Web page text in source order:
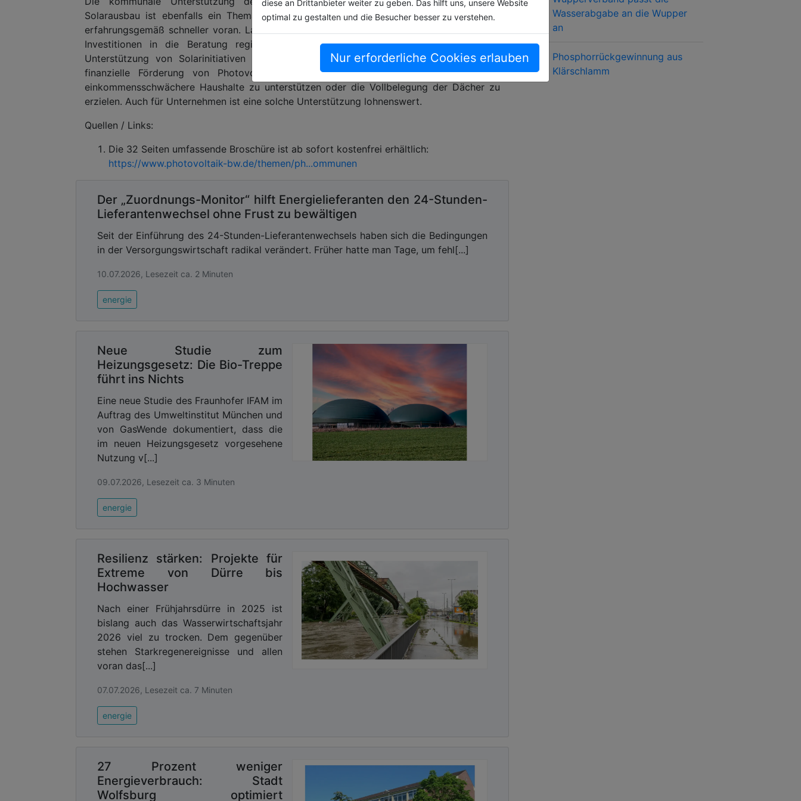
diese an Drittanbieter weiter zu geben. Das hilft uns, unsere Website
optimal zu gestalten und die Besucher besser zu verstehen.
Nur erforderliche Cookies erlauben
Solarausbau ist ebenfalls ein Thema der Broschüre. Ist dies der Fall, geht der Ausbau
erfahrungsgemäß schneller voran. Laut Photovoltaik-Netzwerk lohnen sich für Kommunen
Investitionen in die Beratung regionaler Energieagenturen, in die direkte finanzielle
Unterstützung von Solarinitiativen und Fördervereinen vor Ort sowie in die konkrete
finanzielle Förderung von Photovoltaik-Anlagen von Privatleuten, um beispielsweise
einkommensschwächere Haushalte zu unterstützen oder die Vollbelegung der Dächer zu
erzielen. Auch für Unternehmen ist eine solche Unterstützung lohnenswert.
Quellen / Links:
Die 32 Seiten umfassende Broschüre ist ab sofort kostenfrei erhältlich:
https://www.photovoltaik-bw.de/themen/ph...ommunen
Der „Zuordnungs-Monitor“ hilft Energielieferanten den 24-Stunden-
Lieferantenwechsel ohne Frust zu bewältigen
Seit der Einführung des 24-Stunden-Lieferantenwechsels haben sich die Bedingungen
in der Versorgungswirtschaft radikal verändert. Früher hatte man Tage, um fehl[...]
10.07.2026, Lesezeit ca. 2 Minuten
energie
Neue Studie zum
Heizungsgesetz: Die Bio-Treppe
führt ins Nichts
Eine neue Studie des Fraunhofer IFAM im
Auftrag des Umweltinstitut München und
von GasWende dokumentiert, dass die
im neuen Heizungsgesetz vorgesehene
Nutzung v[...]
09.07.2026, Lesezeit ca. 3 Minuten
energie
Resilienz stärken: Projekte für
Extreme von Dürre bis
Hochwasser
Nach einer Frühjahrsdürre in 2025 ist
bislang auch das Wasserwirtschaftsjahr
2026 viel zu trocken. Dem gegenüber
stehen Starkregenereignisse und allen
voran das[...]
07.07.2026, Lesezeit ca. 7 Minuten
energie
27 Prozent weniger
Energieverbrauch: Stadt
Wolfsburg optimiert
Wasserabgabe an die Wupper
an
Phosphorrückgewinnung aus
Klärschlamm